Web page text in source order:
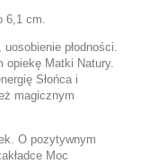
6,1 cm.
płodności.
opiekę Matki Natury.
Słońca i
magicznym
O pozytywnym
Moc